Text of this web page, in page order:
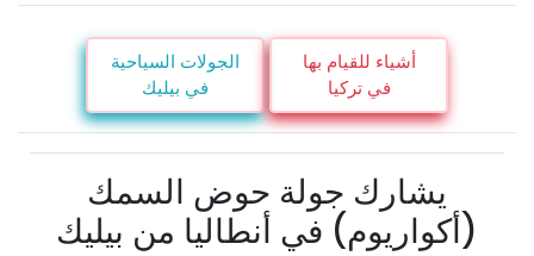
أشياء للقيام بها
في تركيا
الجولات السياحية
في بيليك
يشارك جولة حوض السمك
(أكواريوم) في أنطاليا من بيليك